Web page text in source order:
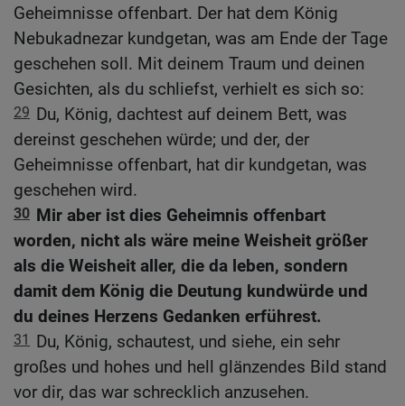
Geheimnisse offenbart. Der hat dem König
Nebukadnezar kundgetan, was am Ende der Tage
geschehen soll. Mit deinem Traum und deinen
Gesichten, als du schliefst, verhielt es sich so:
29 Du, König, dachtest auf deinem Bett, was
dereinst geschehen würde; und der, der
Geheimnisse offenbart, hat dir kundgetan, was
geschehen wird.
30 Mir aber ist dies Geheimnis offenbart
worden, nicht als wäre meine Weisheit größer
als die Weisheit aller, die da leben, sondern
damit dem König die Deutung kundwürde und
du deines Herzens Gedanken erführest.
31
Du, König, schautest, und siehe, ein sehr
großes und hohes und hell glänzendes Bild stand
vor dir, das war schrecklich anzusehen.